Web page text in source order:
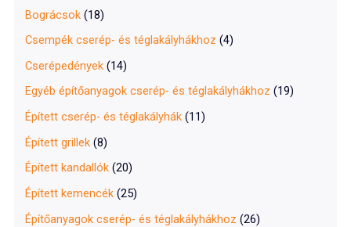
Bográcsok (18)
Csempék cserép- és téglakályhákhoz (4)
Cserépedények (14)
Egyéb építőanyagok cserép- és téglakályhákhoz (19)
Épített cserép- és téglakályhák (11)
Épített grillek (8)
Épített kandallók (20)
Épített kemencék (25)
Építőanyagok cserép- és téglakályhákhoz (26)